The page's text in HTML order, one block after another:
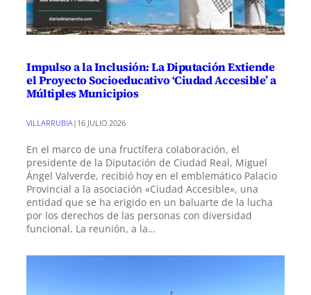
Impulso a la Inclusión: La Diputación Extiende
el Proyecto Socioeducativo ‘Ciudad Accesible’ a
Múltiples Municipios
VILLARRUBIA | 16 JULIO 2026
En el marco de una fructífera colaboración, el
presidente de la Diputación de Ciudad Real, Miguel
Ángel Valverde, recibió hoy en el emblemático Palacio
Provincial a la asociación «Ciudad Accesible», una
entidad que se ha erigido en un baluarte de la lucha
por los derechos de las personas con diversidad
funcional. La reunión, a la…